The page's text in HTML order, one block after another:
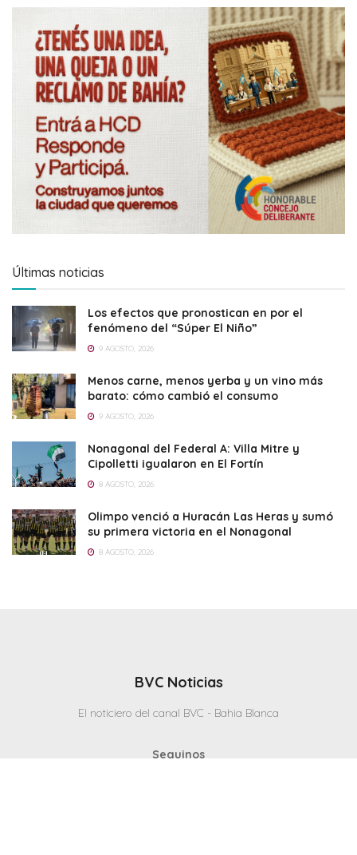
Últimas noticias
Los efectos que pronostican en por el
fenómeno del “Súper El Niño”
9 AGOSTO, 2026
Menos carne, menos yerba y un vino más
barato: cómo cambió el consumo
9 AGOSTO, 2026
Nonagonal del Federal A: Villa Mitre y
Cipolletti igualaron en El Fortín
8 AGOSTO, 2026
Olimpo venció a Huracán Las Heras y sumó
su primera victoria en el Nonagonal
8 AGOSTO, 2026
BVC Noticias
El noticiero del canal BVC - Bahia Blanca
Seguinos